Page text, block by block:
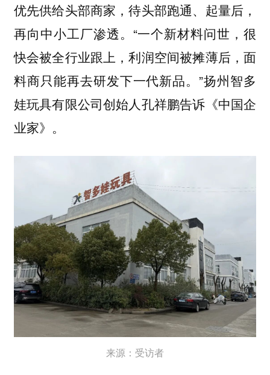
优先供给头部商家，待头部跑通、起量后，
再向中小工厂渗透。“一个新材料问世，很
快会被全行业跟上，利润空间被摊薄后，面
料商只能再去研发下一代新品。”扬州智多
娃玩具有限公司创始人孔祥鹏告诉《中国企
业家》。
来源：受访者